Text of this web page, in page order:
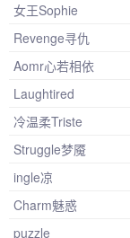
女王Sophie
Revenge寻仇
Aomr心若相依
Laughtired
冷温柔Triste
Struggle梦魇
ingle凉
Charm魅惑
puzzle